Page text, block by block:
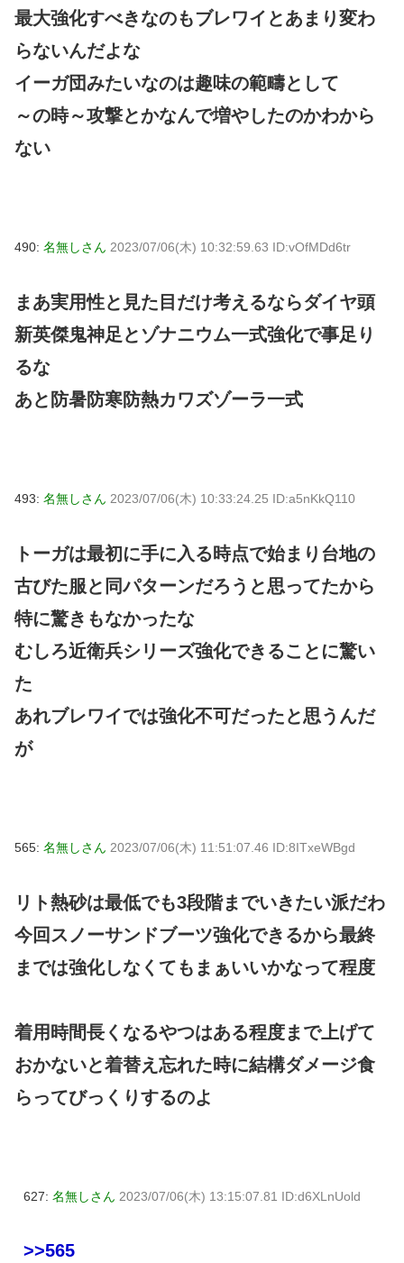
最大強化すべきなのもブレワイとあまり変わ
らないんだよな
イーガ団みたいなのは趣味の範疇として
～の時～攻撃とかなんで増やしたのかわから
ない
490: 名無しさん 2023/07/06(木) 10:32:59.63 ID:vOfMDd6tr
まあ実用性と見た目だけ考えるならダイヤ頭
新英傑鬼神足とゾナニウム一式強化で事足り
るな
あと防暑防寒防熱カワズゾーラ一式
493: 名無しさん 2023/07/06(木) 10:33:24.25 ID:a5nKkQ110
トーガは最初に手に入る時点で始まり台地の
古びた服と同パターンだろうと思ってたから
特に驚きもなかったな
むしろ近衛兵シリーズ強化できることに驚い
た
あれブレワイでは強化不可だったと思うんだ
が
565: 名無しさん 2023/07/06(木) 11:51:07.46 ID:8ITxeWBgd
リト熱砂は最低でも3段階までいきたい派だわ
今回スノーサンドブーツ強化できるから最終
までは強化しなくてもまぁいいかなって程度
着用時間長くなるやつはある程度まで上げて
おかないと着替え忘れた時に結構ダメージ食
らってびっくりするのよ
627: 名無しさん 2023/07/06(木) 13:15:07.81 ID:d6XLnUold
>>565